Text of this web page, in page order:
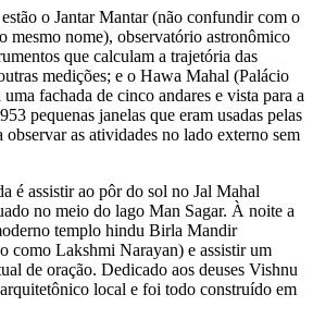
o Jantar Mantar (não confundir com o
mesmo nome), observatório astronômico
que calculam a traje­tória das
medições; e o Hawa Mahal (Palácio
fachada de cinco andares e vista para a
pequenas janelas que eram usadas pelas
obser­var as atividades no lado externo sem
é assistir ao pôr do sol no Jal Mahal
no meio do lago Man Sagar. À noite a
templo hindu Birla Mandir
como Lakshmi Narayan) e assistir um
de ora­ção. Dedicado aos deuses Vishnu
local e foi todo construído em